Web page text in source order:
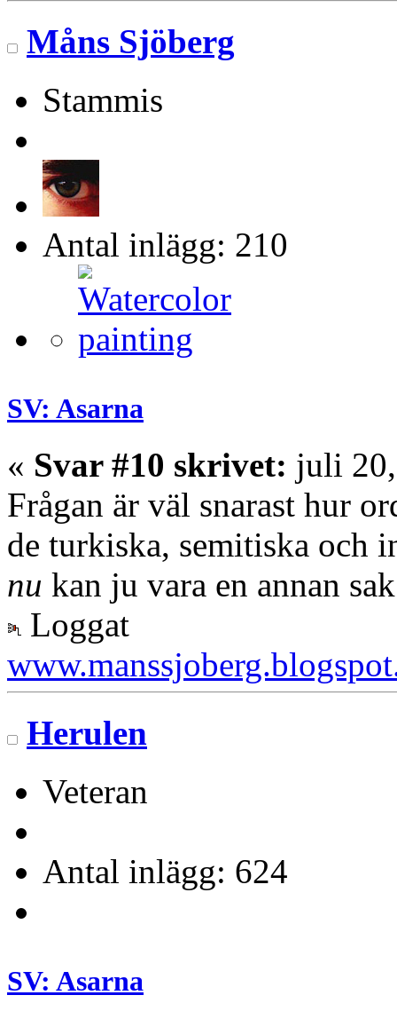
Måns Sjöberg
Stammis
Antal inlägg: 210
SV: Asarna
« Svar #10 skrivet: juli
Frågan är väl snarast hur
de turkiska, semitiska och
nu kan ju vara en annan
Loggat
Herulen
Veteran
Antal inlägg: 624
SV: Asarna